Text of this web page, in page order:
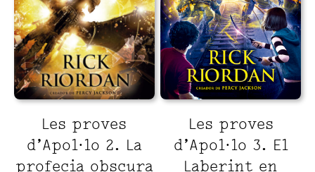
Les proves
d’Apol·lo 2. La
profecia obscura
Les proves
d’Apol·lo 3. El
Laberint en